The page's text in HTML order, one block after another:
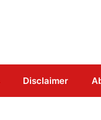
Disclaimer